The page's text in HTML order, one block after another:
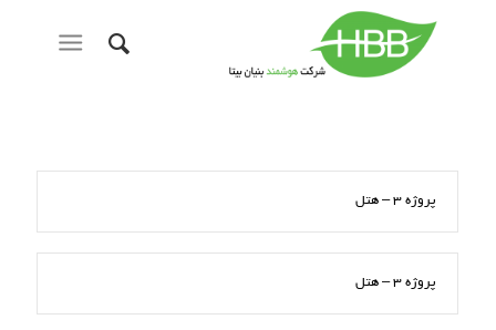
پروژه 3 – هتل
پروژه 3 – هتل